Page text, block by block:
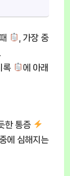
, 가장 중
록
에 아래
한 통증
에 심해지는